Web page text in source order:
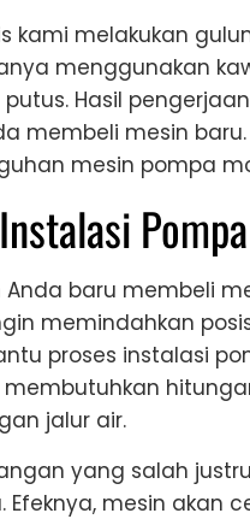
kami melakukan
menggunakan
Hasil
membeli mesin
mesin pompa
Anda baru membeli
memindahkan
proses instalasi
jalur air.
yang salah
Efeknya, mesin akan